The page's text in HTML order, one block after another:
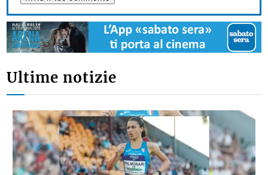
Ultime notizie